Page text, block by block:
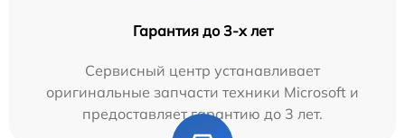
Гарантия до 3-х лет
Сервисный центр устанавливает
оригинальные запчасти техники Microsoft и
предоставляет гарантию до 3 лет.